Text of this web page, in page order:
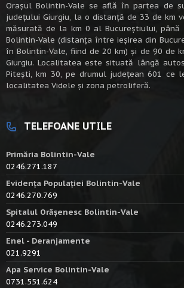
Oraşul Bolintin-Vale se află în partea de
judeţului Giurgiu, la o distanţă de 33 de km
măsurată de la km 0 al Bucureștiului, până
Bolintin-Vale (distanța între ieșirea din
în Bolintin-Vale, fiind de 20 km) şi de 90 de
Giurgiu. Localitatea este situată lângă
Piteşti, km 30, pe drumul judeţean 601 ce
localitatea Videle şi zona petroliferă.
TELEFOANE UTILE
Primăria Bolintin-Vale
0246.271.187
Evidența Populației Bolintin-Vale
0246.270.769
Spitalul Orășenesc Bolintin-Vale
0246.273.049
Enel - Deranjamente
021.9291
Apa Service Bolintin-Vale
0731.551.624